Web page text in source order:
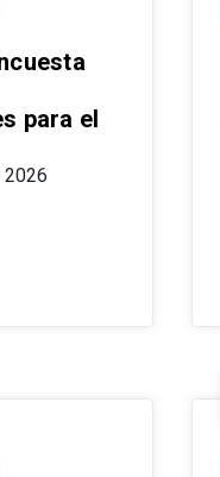
para el
2026